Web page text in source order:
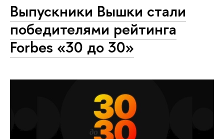
Выпускники Вышки стали
победителями рейтинга
Forbes «30 до 30»